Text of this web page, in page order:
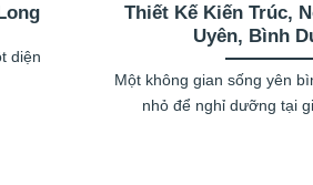
diện
Thiết Kế Kiến Trúc,
Uyên, Bình
Một không gian sống yên
nhỏ để nghỉ dưỡng tại